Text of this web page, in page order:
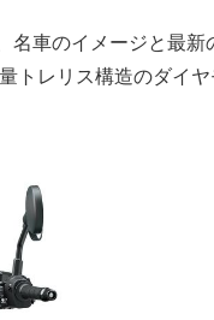
名車のイメージと最
トレリス構造のダイ